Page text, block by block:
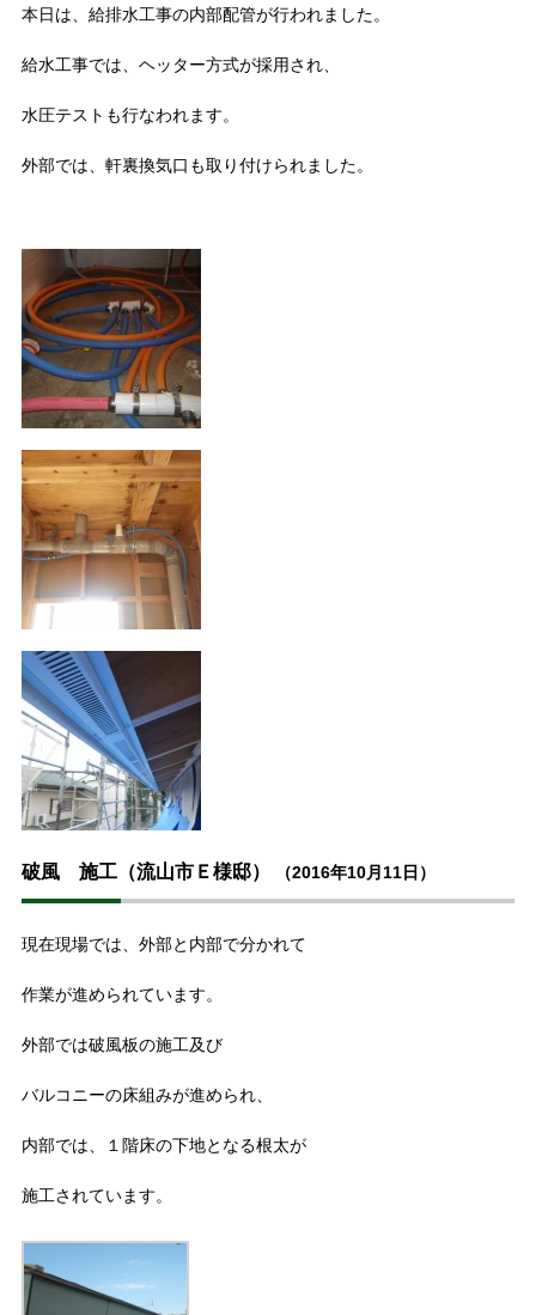
本日は、給排水工事の内部配管が行われました。
給水工事では、ヘッター方式が採用され、
水圧テストも行なわれます。
外部では、軒裏換気口も取り付けられました。
破風 施工（流山市Ｅ様邸） （2016年10月11日）
現在現場では、外部と内部で分かれて
作業が進められています。
外部では破風板の施工及び
バルコニーの床組みが進められ、
内部では、１階床の下地となる根太が
施工されています。